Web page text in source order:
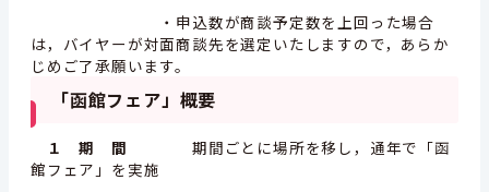
・申込数が商談予定数を上回った場合
は，バイヤーが対面商談先を選定いたしますので，あらか
じめご了承願います。
「函館フェア」概要
１ 期 間 期間ごとに場所を移し，通年で「函
館フェア」を実施